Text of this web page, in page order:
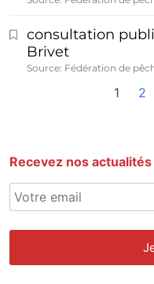
consultation
Brivet
Source: Fédération de
1 2
Recevez nos